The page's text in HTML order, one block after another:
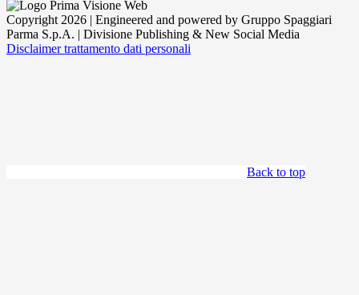
Copyright 2026 | Engineered and powered by Gruppo Spaggiari
Parma S.p.A. | Divisione Publishing & New Social Media
Disclaimer trattamento dati personali
Back to top